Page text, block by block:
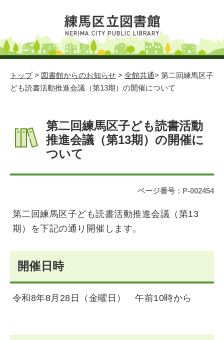
トップ> 図書館からのお知らせ > 全館共通> 第二回練馬区子
ども読書活動推進会議（第13期）の開催について
第二回練馬区子ども読書活動
推進会議（第13期）の開催に
ついて
ページ番号：P-002454
第二回練馬区子ども読書活動推進会議（第13
期）を下記の通り開催します。
開催日時
令和8年8月28日（金曜日） 午前10時から